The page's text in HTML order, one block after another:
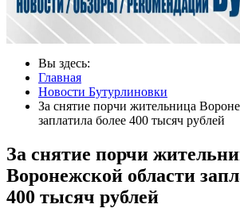
Вы здесь:
Главная
Новости Бутурлиновки
За снятие порчи жительница
заплатила более 400 тысяч рублей
За снятие порчи
Воронежской области
400 тысяч рублей